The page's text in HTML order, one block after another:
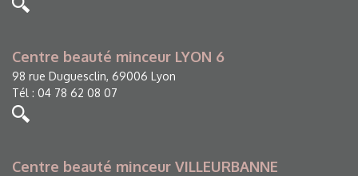
Centre beauté minceur LYON 6
98 rue Duguesclin, 69006 Lyon
Tél : 04 78 62 08 07
Centre beauté minceur VILLEURBANNE